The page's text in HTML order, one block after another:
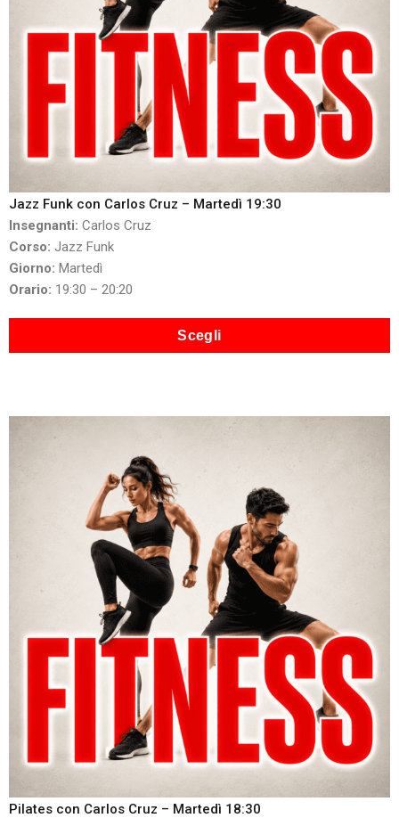
Jazz Funk con Carlos Cruz – Martedì 19:30
Insegnanti: Carlos Cruz
Corso: Jazz Funk
Giorno: Martedì
Orario: 19:30 – 20:20
Scegli
Pilates con Carlos Cruz – Martedì 18:30